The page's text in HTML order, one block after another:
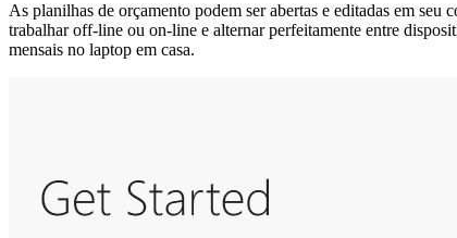
As planilhas de orçamento podem ser abertas e editadas em
trabalhar off-line ou on-line e alternar perfeitamente entre
mensais no laptop em casa.